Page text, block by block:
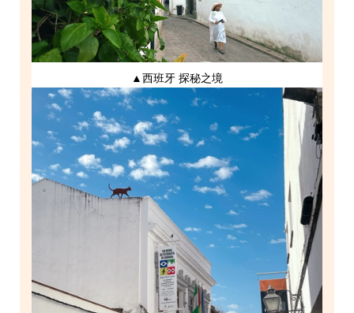
▲西班牙 探秘之境